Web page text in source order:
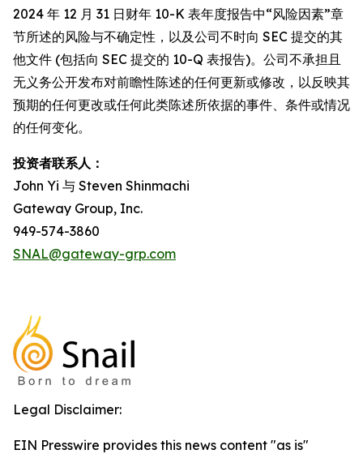
2024 年 12 月 31 日财年 10-K 表年度报告中“风险因素”章
节所述的风险与不确定性，以及公司不时向 SEC 提交的其
他文件 (包括向 SEC 提交的 10-Q 表报告)。公司不承担且
无义务公开发布对前瞻性陈述的任何更新或修改，以反映其
预期的任何更改或任何此类陈述所依据的事件、条件或情况
的任何变化。
投资者联系人：
John Yi 与 Steven Shinmachi
Gateway Group, Inc.
949-574-3860
SNAL@gateway-grp.com
Legal Disclaimer:
EIN Presswire provides this news content "as is"